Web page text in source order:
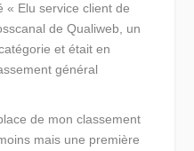
« Elu service client de
de Qualiweb, un
et était en
général
de mon classement
mais une première